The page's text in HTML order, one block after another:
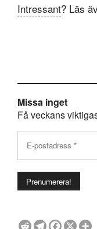
Intressant? Läs
Missa inget
Få veckans